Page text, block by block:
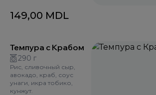
149,00 MDL
Темпура с Крабом
290 г
Рис, сливочный сыр,
авокадо, краб, соус
унаги, икра тобико,
кунжут.